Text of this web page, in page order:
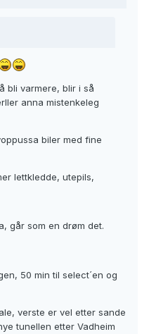
bli varmere, blir i så
anna mistenkeleg
biler med fine
lettkledde, utepils,
går som en drøm det.
50 min til select´en og
verste er vel etter sande
tunellen etter Vadheim